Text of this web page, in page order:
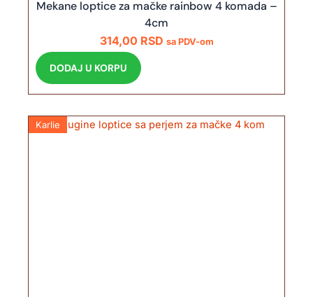
Mekane loptice za mačke rainbow 4 komada –
4cm
314,00 RSD sa PDV-om
DODAJ U KORPU
Karlie